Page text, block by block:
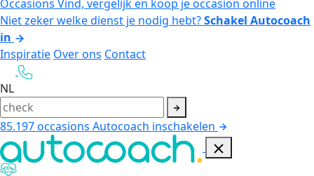
Occasions Vind, vergelijk en koop je occasion online
Niet zeker welke dienst je nodig hebt?Schakel Autocoach
in
Inspiratie Over ons Contact
NL
85.197occasions Autocoach inschakelen